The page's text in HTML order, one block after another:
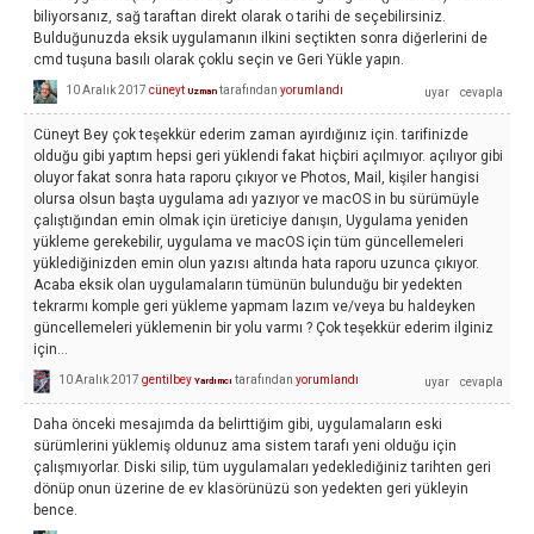
biliyorsanız, sağ taraftan direkt olarak o tarihi de seçebilirsiniz.
Bulduğunuzda eksik uygulamanın ilkini seçtikten sonra diğerlerini de
cmd tuşuna basılı olarak çoklu seçin ve Geri Yükle yapın.
10 Aralık 2017 cüneyt Uzman tarafından yorumlandı
Cüneyt Bey çok teşekkür ederim zaman ayırdığınız için. tarifinizde
olduğu gibi yaptım hepsi geri yüklendi fakat hiçbiri açılmıyor. açılıyor gibi
oluyor fakat sonra hata raporu çıkıyor ve Photos, Mail, kişiler hangisi
olursa olsun başta uygulama adı yazıyor ve macOS in bu sürümüyle
çalıştığından emin olmak için üreticiye danışın, Uygulama yeniden
yükleme gerekebilir, uygulama ve macOS için tüm güncellemeleri
yüklediğinizden emin olun yazısı altında hata raporu uzunca çıkıyor.
Acaba eksik olan uygulamaların tümünün bulunduğu bir yedekten
tekrarmı komple geri yükleme yapmam lazım ve/veya bu haldeyken
güncellemeleri yüklemenin bir yolu varmı ? Çok teşekkür ederim ilginiz
için...
10 Aralık 2017 gentilbey Yardımcı tarafından yorumlandı
Daha önceki mesajımda da belirttiğim gibi, uygulamaların eski
sürümlerini yüklemiş oldunuz ama sistem tarafı yeni olduğu için
çalışmıyorlar. Diski silip, tüm uygulamaları yedeklediğiniz tarihten geri
dönüp onun üzerine de ev klasörünüzü son yedekten geri yükleyin
bence.